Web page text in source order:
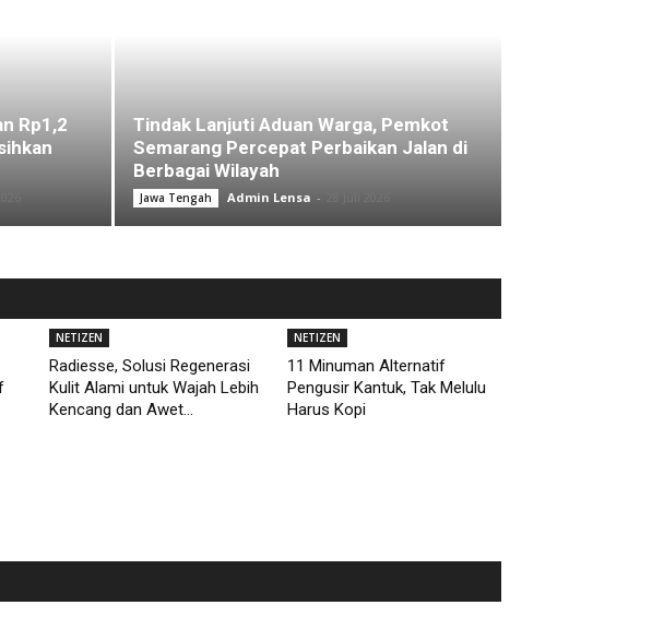
Rp1,2
Tindak Lanjuti Aduan Warga, Pemkot
Semarang Percepat Perbaikan Jalan di
Berbagai Wilayah
Jawa Tengah Admin Lensa -
NETIZEN
Radiesse, Solusi Regenerasi
Kulit Alami untuk Wajah Lebih
Kencang dan Awet...
NETIZEN
11 Minuman Alternatif
Pengusir Kantuk, Tak Melulu
Harus Kopi